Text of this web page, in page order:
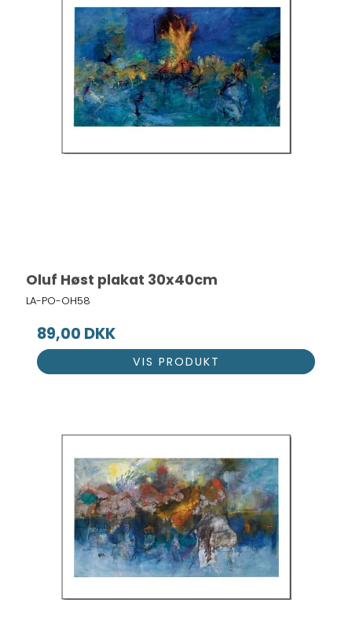
Oluf Høst plakat 30x40cm
LA-PO-OH58
89,00 DKK
VIS PRODUKT